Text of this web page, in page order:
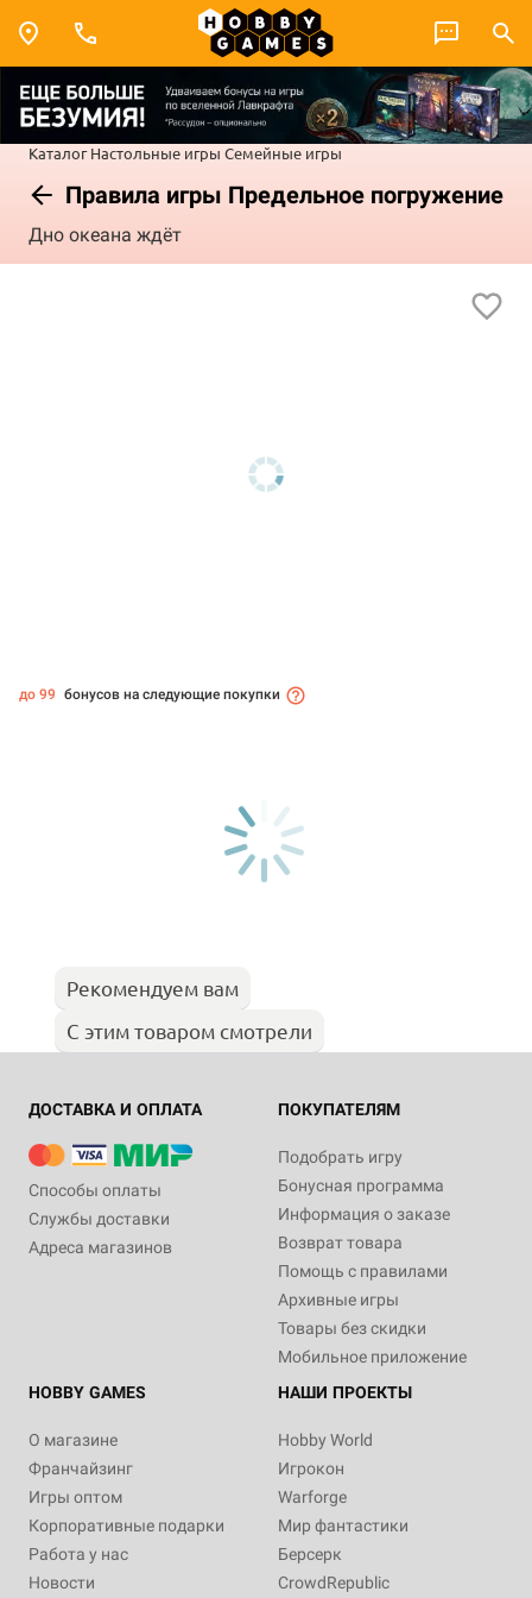
Каталог Настольные игры Семейные игры
Правила игры Предельное погружение
Дно океана ждёт
до 99 бонусов на следующие покупки
Рекомендуем вам
С этим товаром смотрели
ДОСТАВКА И ОПЛАТА
Способы оплаты
Службы доставки
Адреса магазинов
ПОКУПАТЕЛЯМ
Подобрать игру
Бонусная программа
Информация о заказе
Возврат товара
Помощь с правилами
Архивные игры
Товары без скидки
Мобильное приложение
HOBBY GAMES
О магазине
Франчайзинг
Игры оптом
Корпоративные подарки
Работа у нас
Новости
НАШИ ПРОЕКТЫ
Hobby World
Игрокон
Warforge
Мир фантастики
Берсерк
CrowdRepublic